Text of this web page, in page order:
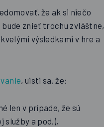
že ak si niečo
znieť trochu zvláštne,
výsledkami v hre a
, uisti sa, že:
len v prípade, že sú
a pod.),